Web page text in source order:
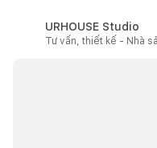
URHOUSE Studio
Tư vấn, thiết kế - Nhà